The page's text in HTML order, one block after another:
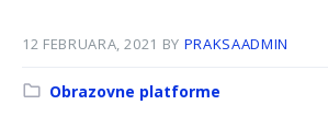
12 FEBRUARA, 2021 BY PRAKSAADMIN
Kategorija:
Obrazovne platforme